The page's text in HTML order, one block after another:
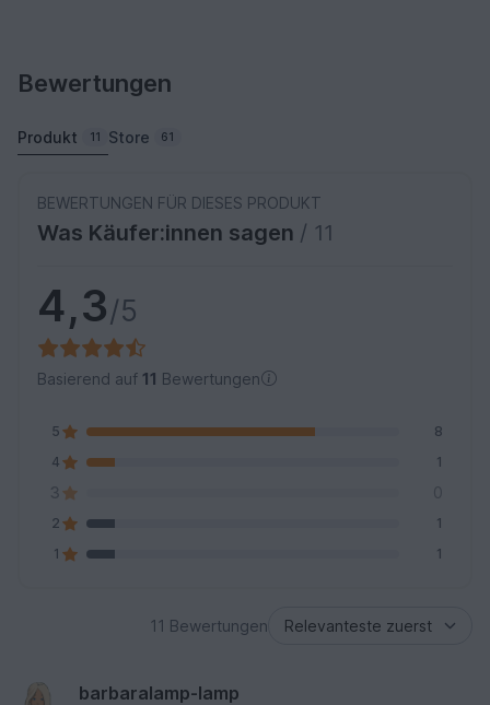
Bewertungen
Produkt 11 Store 61
BEWERTUNGEN FÜR DIESES PRODUKT
Was Käufer:innen sagen / 11
4,3/5
Basierend auf 11 Bewertungen
5
8
4
1
3 0
2
1
1
1
11 Bewertungen
barbaralamp-lamp